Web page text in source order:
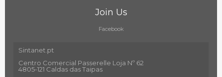
Join Us
Facebook
Sintanet.pt
Centro Comercial Passerelle Loja Nº 62
4805-121 Caldas das Taipas